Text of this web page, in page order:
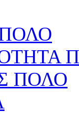
ΠΟΛΟ
ΠΟΛΟ